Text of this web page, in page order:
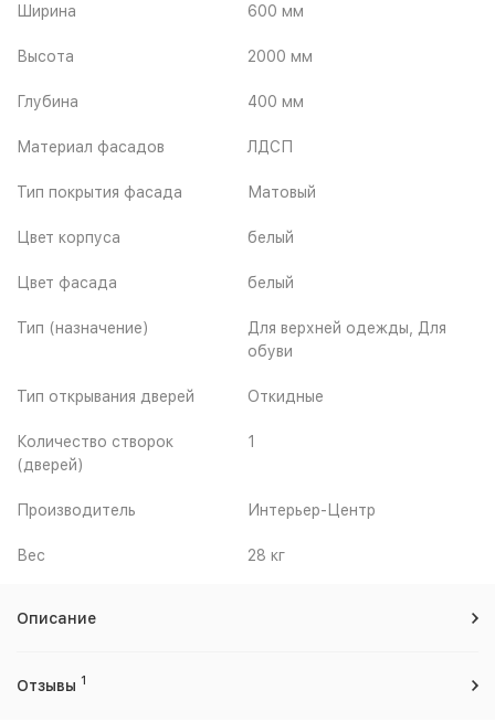
Ширина 600 мм
Высота 2000 мм
Глубина 400 мм
Материал фасадов ЛДСП
Тип покрытия фасада Матовый
Цвет корпуса белый
Цвет фасада белый
Тип (назначение)
Для верхней одежды, Для
обуви
Тип открывания дверей Откидные
Количество створок
(дверей)
1
Производитель Интерьер-Центр
Вес 28 кг
Описание
Отзывы 1